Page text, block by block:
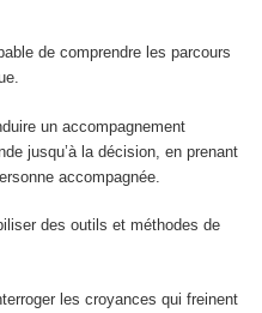
de comprendre les parcours
un accompagnement
jusqu’à la décision, en prenant
accompagnée.
des outils et méthodes de
les croyances qui freinent